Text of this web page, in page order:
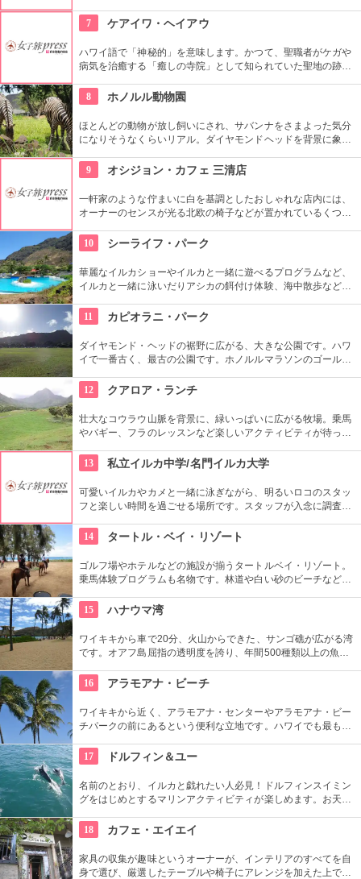
の「おもてなし」に驚くはず。接客の良さや、お味に、ここは
ホテル？とため息がでてしまうかも。
7 ケアイワ・ヘイアウ
ハワイ語で「神秘的」を意味します。かつて、聖職者がケガや
病気を治癒する「癒しの寺院」として知られていた聖地の跡地
れ、市民の憩いの場所になっています。
8 ホノルル動物園
ほとんどの動物が放し飼いにされ、サバンナをさまよった気分
になりそうなくらいリアル。ダイヤモンドヘッドを背景に象さ
ルーツを観察できたりと、随所でハワイらしさも楽しめます。
9 オシジョン・カフェ 三清店
一軒家のような佇まいに白を基調としたおしゃれな店内には、
オーナーのセンスが光る北欧の椅子などが置かれているくつろ
り、ラテアートを楽しめるコーヒーメニューも充実。旅行の合
間にほっと一息つける場所です。
10 シーライフ・パーク
華麗なイルカショーやイルカと一緒に遊べるプログラムなど、
イルカと一緒に泳いだりアシカの餌付け体験、海中散歩など、
ヌイグルミやTシャツなどオリジナルグッズも人気です。
11 カピオラニ・パーク
ダイヤモンド・ヘッドの裾野に広がる、大きな公園です。ハワ
イで一番古く、最古の公園です。ホノルルマラソンのゴール地
て、クイーン・カピオラニの名前が冠せられました。
12 クアロア・ランチ
壮大なコウラウ山脈を背景に、緑いっぱいに広がる牧場。乗馬
やバギー、フラのレッスンなど楽しいアクティビティが待って
ック・パーク』のロケ地としても知られ、ロケ地巡りのバスも
あります。
13 私立イルカ中学/名門イルカ大学
可愛いイルカやカメと一緒に泳ぎながら、明るいロコのスタッ
フと楽しい時間を過ごせる場所です。スタッフが入念に調査す
やフラなどの“授業”もあります。“卒業”時の達成感は一緒の思い
出になりそうですね。
14 タートル・ベイ・リゾート
ゴルフ場やホテルなどの施設が揃うタートルベイ・リゾート。
乗馬体験プログラムも名物です。林道や白い砂のビーチなど、
暮れ時のビーチを巡る乗馬プログラムもあります。
15 ハナウマ湾
ワイキキから車で20分、火山からできた、サンゴ礁が広がる湾
です。オアフ島屈指の透明度を誇り、年間500種類以上の魚が
で年間100万人以上の観光客が訪れます。
16 アラモアナ・ビーチ
ワイキキから近く、アラモアナ・センターやアラモアナ・ビー
チパークの前にあるという便利な立地です。ハワイでも最も美
はバーベキューやピクニックをしている人も見られます。
17 ドルフィン＆ユー
名前のとおり、イルカと戯れたい人必見！ドルフィンスイミン
グをはじめとするマリンアクティビティが楽しめます。お天気
いそう。バーベキューやフラ、ウクレレ演奏など、嬉しいおも
てなしも。
18 カフェ・エイエイ
家具の収集が趣味というオーナーが、インテリアのすべてを自
身で選び、厳選したテーブルや椅子にアレンジを加えた上で店